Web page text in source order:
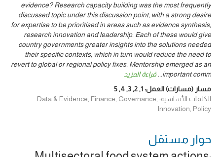
evidence? Research capacity building was the most frequently
discussed topic under this discussion point, with a strong desire
for expertise to be prioritised in areas such as evidence synthesis,
research innovation and leadership. Each of these would give
country governments greater insights into the solutions needed
their specific contexts, which in turn would reduce the need to
revert to global or regional policy fixes. Mentorship emerged as an
important comm
... قراءة المزيد
مسار (مسارات) العمل:1
,
2
,
3
,
4
,
5
الكلمات الأساسية: Data & Evidence, Finance, Governance,
Innovation, Policy
حوار ‎مستقل